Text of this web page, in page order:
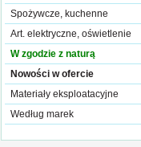
Spożywcze, kuchenne
Art. elektryczne, oświetlenie
W zgodzie z naturą
Nowości w ofercie
Materiały eksploatacyjne
Według marek